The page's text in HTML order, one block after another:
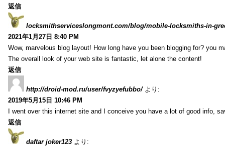
返信
locksmithserviceslongmont.com/blog/mobile-locksmiths-in-
2021年1月27日 8:40 PM
Wow, marvelous blog layout! How long have you been blogging for? you
The overall look of your web site is fantastic, let alone the content!
返信
http://droid-mod.ru/user/fvyzyefubbo/ より:
2019年5月15日 10:46 PM
I went over this internet site and I conceive you have a lot of good info,
返信
daftar joker123 より: